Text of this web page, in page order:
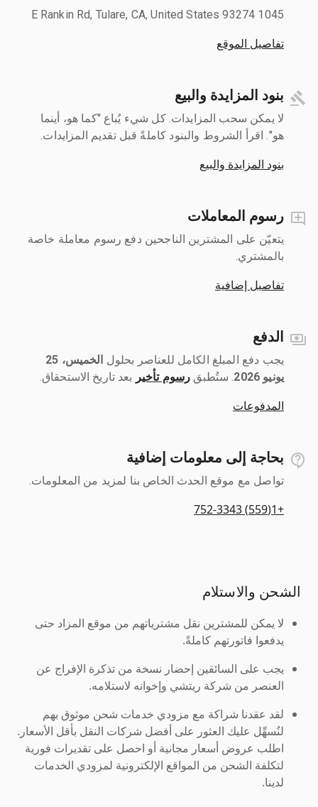
1045 E Rankin Rd, Tulare, CA, United States 93274
تفاصيل الموقع
بنود المزايدة والبيع
لا يمكن سحب المزايدات. كل شيء يُباع "كما هو، أينما
هو". اقرأ الشروط والبنود كاملةً قبل تقديم المزايدات.
بنود المزايدة والبيع
رسوم المعاملات
يتعيّن على المشترين الناجحين دفع رسوم معاملة خاصة
بالمشتري.
تفاصيل إضافية
الدفع
يجب دفع المبلغ الكامل للعناصر بحلول ‎
الخميس، 25
يونيو 2026
رسوم تأخير بعد تاريخ الاستحقاق.
المدفوعات
بحاجة إلى معلومات إضافية
تواصل مع موقع الحدث الخاص بنا لمزيد من المعلومات.
+1(559) 752-3343
الشحن والاستلام
لا يمكن للمشترين نقل مشترياتهم من موقع المزاد حتى
يدفعوا فاتورتهم كاملةً.
يجب على السائقين إحضار نسخة من تذكرة الإفراج عن
العنصر من شركة ريتشي وإخوانه لاستلامه.
لقد عقدنا شراكة مع مزودي خدمات شحن موثوق بهم
لنُسهِّل عليك العثور على أفضل شركات النقل بأقل الأسعار.
اطلب عروض أسعار مجانية أو احصل على تقديرات فورية
لتكلفة الشحن من المواقع الإلكترونية لمزودي الخدمات
لدينا.